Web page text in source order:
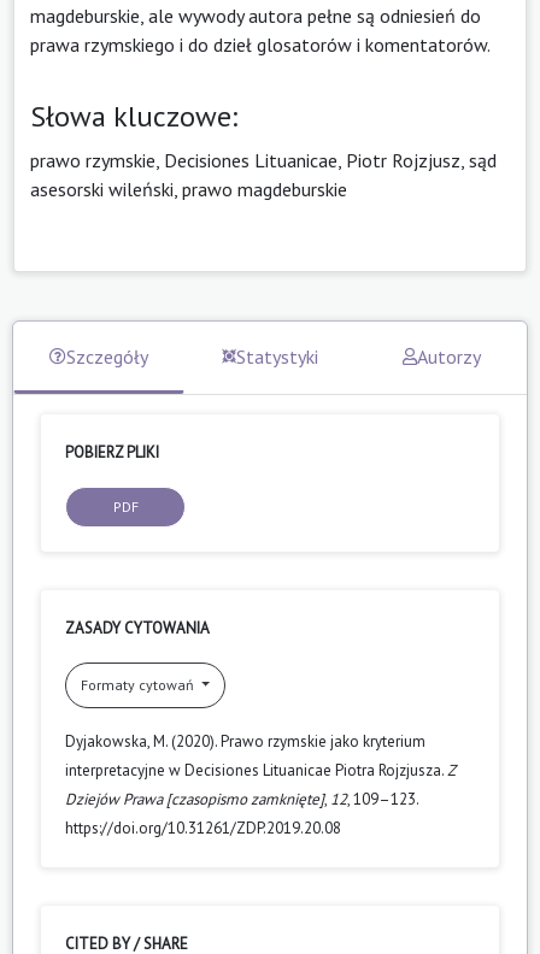
magdeburskie, ale wywody autora pełne są odniesień do
prawa rzymskiego i do dzieł glosatorów i komentatorów.
Słowa kluczowe:
prawo rzymskie, Decisiones Lituanicae, Piotr Rojzjusz, sąd
asesorski wileński, prawo magdeburskie
Szczegóły Statystyki Autorzy
POBIERZ PLIKI
PDF
ZASADY CYTOWANIA
Formaty cytowań
Dyjakowska, M. (2020). Prawo rzymskie jako kryterium
interpretacyjne w Decisiones Lituanicae Piotra Rojzjusza.Z
Dziejów Prawa [czasopismo zamknięte], 12, 109–123.
https://doi.org/10.31261/ZDP.2019.20.08
CITED BY / SHARE